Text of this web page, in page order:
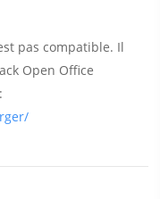
pas compatible. Il
Open Office